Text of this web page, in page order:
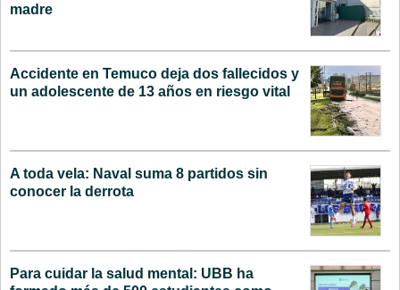
madre
Accidente en Temuco deja dos fallecidos y
un adolescente de 13 años en riesgo vital
A toda vela: Naval suma 8 partidos sin
conocer la derrota
Para cuidar la salud mental: UBB ha